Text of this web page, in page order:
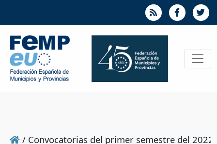
/ Convocatorias del primer semestre del